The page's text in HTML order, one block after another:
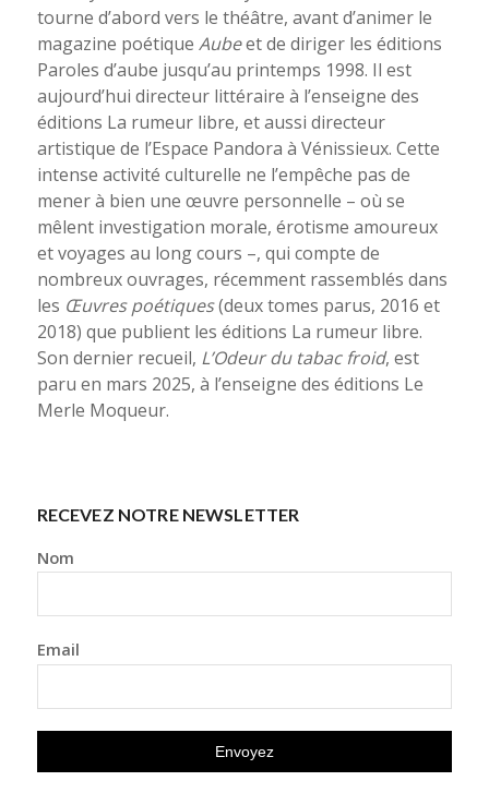
tourne d’abord vers le théâtre, avant d’animer le
magazine poétique Aubeet de diriger les éditions
Paroles d’aube jusqu’au printemps 1998. Il est
aujourd’hui directeur littéraire à l’enseigne des
éditions La rumeur libre, et aussi directeur
artistique de l’Espace Pandora à Vénissieux. Cette
intense activité culturelle ne l’empêche pas de
mener à bien une œuvre personnelle – où se
mêlent investigation morale, érotisme amoureux
et voyages au long cours –, qui compte de
nombreux ouvrages, récemment rassemblés dans
les Œuvres poétiques(deux tomes parus, 2016 et
2018) que publient les éditions La rumeur libre.
Son dernier recueil, L’Odeur du tabac froid, est
paru en mars 2025, à l’enseigne des éditions Le
Merle Moqueur.
RECEVEZ NOTRE NEWSLETTER
Nom
Email